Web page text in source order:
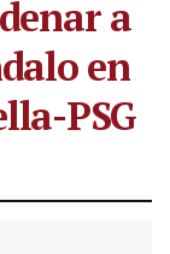
a
en
PSG